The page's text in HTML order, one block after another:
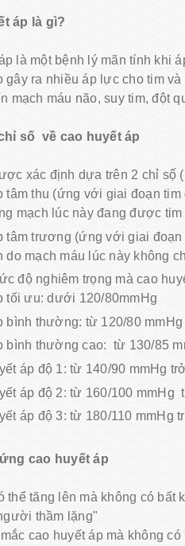
áp là gì?
là một bệnh lý mãn tính khi
gây ra nhiều áp lực cho tim
mạch máu não, suy tim, đột
số về cao huyết áp
xác định dựa trên 2 chỉ sộ́
tâm thu (ứng với giai đoạn
mạch lúc này đang được tim
tâm trương (ứng với giai
do mạch máu lúc này không
độ nghiêm trọng mà cao
tối ưu: dưới 120/80mmHg
bình thường: từ 120/80
bình thường cao: từ 130/85
áp độ 1: từ 140/90 mmHg
áp độ 2: từ 160/100 mmHg
áp độ 3: từ 180/110 mmHg
cao huyết áp
thể tăng lên mà không có
thầm lặng"
cao huyết áp mà không